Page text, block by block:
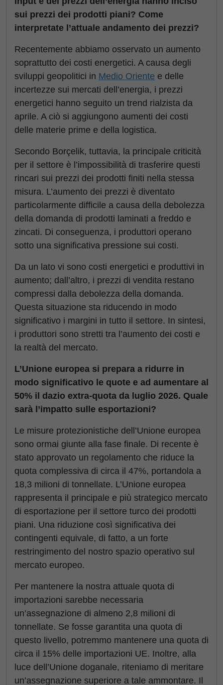
sui prezzi dei prodotti piani? Come
interpretate l’attuale andamento dei prezzi?
Recentemente abbiamo osservato un aumento
soprattutto dei costi energetici. A causa degli
sviluppi geopolitici in Medio Oriente e delle
incertezze sui mercati dell’energia, i prezzi
energetici hanno seguito un trend rialzista da
aprile. A ciò si aggiungono aumenti dei costi
delle materie prime e della logistica.
Secondo Borçelik, tuttavia, la principale criticità
per il settore è l’impossibilità di trasferire questi
rincari sui prezzi dei prodotti finiti nella stessa
misura. L’aumento dei prezzi è diventato
particolarmente difficile a causa della debolezza
della domanda di prodotti laminati a freddo e
zincati. Di conseguenza, i produttori operano
sotto una significativa pressione sui costi.
Da un lato vi sono costi energetici e produttivi in
aumento; dall’altro, i prezzi di vendita restano
compressi dalla debolezza della domanda.
Questa situazione sta riducendo in modo
significativo i margini in tutto il settore. In sintesi,
i produttori sono stretti tra l’aumento dei costi e
la realtà del mercato.
L’Unione europea si prepara a ridurre in
modo significativo le quote e ad aumentare al
50% il dazio extra-quota da luglio 2026. Quale
sarà l’impatto sulle esportazioni?
Le misure protezionistiche dell’Unione europea
sono ormai giunte alla fase finale. Di recente è
stato approvato un regolamento che riduce la
quota complessiva di circa il 47%, portandola a
18,3 milioni di tonnellate. L’Unione europea
rappresenta il principale e più strategico mercato
di esportazione per il settore turco dei prodotti
piani. Una riduzione così significativa dei
contingenti equivale, di fatto, a un forte
restringimento del nostro spazio operativo sul
mercato europeo.
Per mantenere la nostra attuale quota di
importazioni sarebbe necessaria
un’assegnazione di almeno 2,8 milioni di
tonnellate. Se fosse garantita una quota di
questo livello, potremmo mantenere una quota di
circa il 15% delle importazioni UE. Inoltre, alla
luce dell’Unione doganale, riteniamo di meritare
un’assegnazione superiore a tale ammontare. Il